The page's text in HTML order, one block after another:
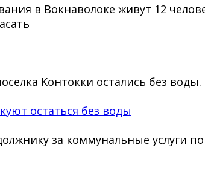
в Вокнаволоке живут 12
Контокки остались без воды.
остаться без воды
за коммунальные услуги